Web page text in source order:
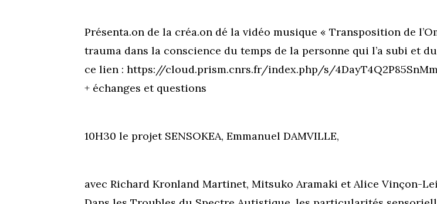
Présenta.on de la créa.on dé la vidéo musique « Transposition de
trauma dans la conscience du temps de la personne qui l’a subi et
ce lien : https://cloud.prism.cnrs.fr/index.php/s/
+ échanges et questions
10H30 le projet SENSOKEA, Emmanuel DAMVILLE,
avec Richard Kronland Martinet, Mitsuko Aramaki et Alice Vinçon-